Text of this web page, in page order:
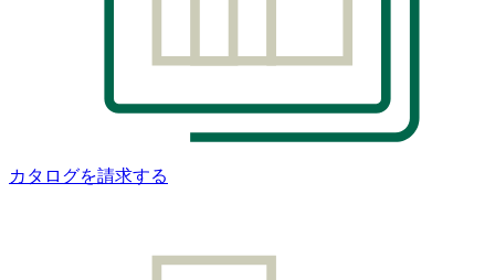
カタログを請求する